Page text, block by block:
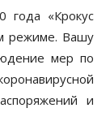
года «Крокус
режиме. Вашу
мер по
и